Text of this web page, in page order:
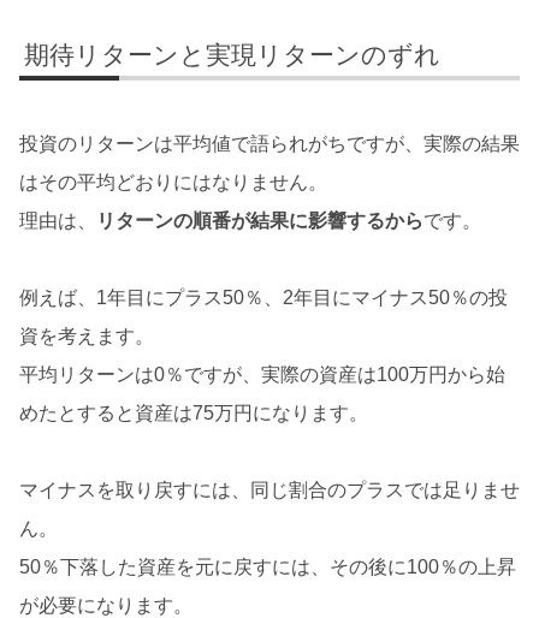
期待リターンと実現リターンのずれ
投資のリターンは平均値で語られがちですが、実際の結果
はその平均どおりにはなりません。
理由は、
リターンの順番が結果に影響するからです。
例えば、1年目にプラス50％、2年目にマイナス50％の投
資を考えます。
平均リターンは0％ですが、実際の資産は100万円から始
めたとすると資産は75万円になります。
マイナスを取り戻すには、同じ割合のプラスでは足りませ
ん。
50％下落した資産を元に戻すには、その後に100％の上昇
が必要になります。